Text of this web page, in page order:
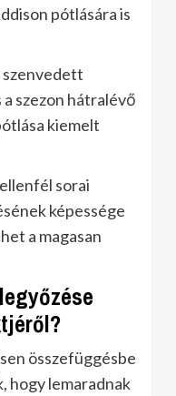
pótlására is
szenvedett
szezon hátralévő
kiemelt
sorai
képessége
a magasan
összefüggésbe
hogy lemaradnak